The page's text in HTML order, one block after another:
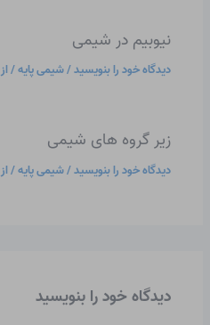
نیوبیم در شیمی
دیدگاه‌ خود را بنویسید/شیمی پایه/ از
زیر گروه های شیمی
دیدگاه‌ خود را بنویسید/شیمی پایه/ از
دیدگاه‌ خود را بنویسید